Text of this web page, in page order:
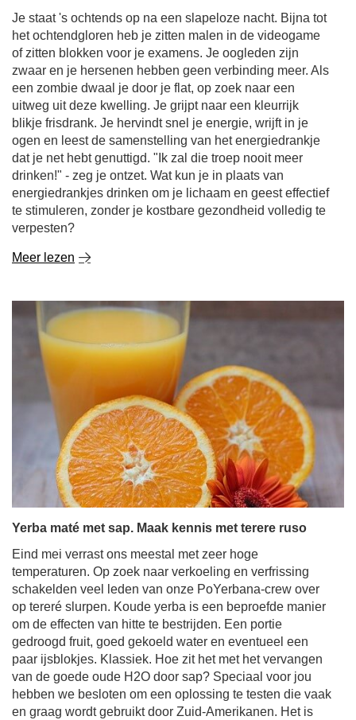
Je staat 's ochtends op na een slapeloze nacht. Bijna tot
het ochtendgloren heb je zitten malen in de videogame
of zitten blokken voor je examens. Je oogleden zijn
zwaar en je hersenen hebben geen verbinding meer. Als
een zombie dwaal je door je flat, op zoek naar een
uitweg uit deze kwelling. Je grijpt naar een kleurrijk
blikje frisdrank. Je hervindt snel je energie, wrijft in je
ogen en leest de samenstelling van het energiedrankje
dat je net hebt genuttigd. "Ik zal die troep nooit meer
drinken!" - zeg je ontzet. Wat kun je in plaats van
energiedrankjes drinken om je lichaam en geest effectief
te stimuleren, zonder je kostbare gezondheid volledig te
verpesten?
Meer lezen
Yerba maté met sap. Maak kennis met terere ruso
Eind mei verrast ons meestal met zeer hoge
temperaturen. Op zoek naar verkoeling en verfrissing
schakelden veel leden van onze PoYerbana-crew over
op tereré slurpen. Koude yerba is een beproefde manier
om de effecten van hitte te bestrijden. Een portie
gedroogd fruit, goed gekoeld water en eventueel een
paar ijsblokjes. Klassiek. Hoe zit het met het vervangen
van de goede oude H2O door sap? Speciaal voor jou
hebben we besloten om een ​​oplossing te testen die vaak
en graag wordt gebruikt door Zuid-Amerikanen. Het is